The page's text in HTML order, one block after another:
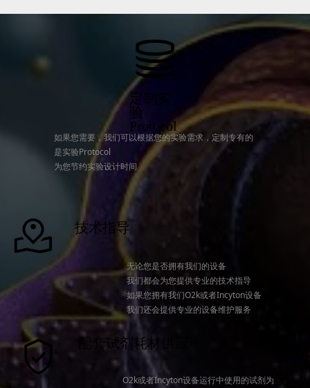
定制实
验
Protocol
如果您需要，我们可以根据您的实验需求，定制专有的
是实验Protocol
为您节约实验设计时间
无论您是否拥有我们的设备
我们都会为您提供专业的技术指导
如果您拥有我们O2k或者Incyton设备
我们还会提供专业的设备维护服务
技术指导
配套试剂耗材供应
O2k或者Incyton设备运行中使用的试剂为